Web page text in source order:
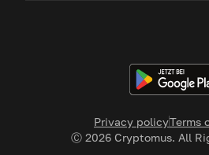
Privacy policyTerms
Ⓒ 2026Cryptomus. All